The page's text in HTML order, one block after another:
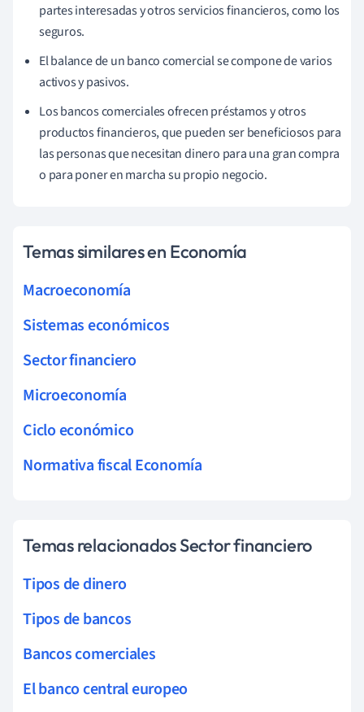
partes interesadas y otros servicios financieros, como los
seguros.
El balance de un banco comercial se compone de varios
activos y pasivos.
Los bancos comerciales ofrecen préstamos y otros
productos financieros, que pueden ser beneficiosos para
las personas que necesitan dinero para una gran compra
o para poner en marcha su propio negocio.
Temas similares en Economía
Macroeconomía
Sistemas económicos
Sector financiero
Microeconomía
Ciclo económico
Normativa fiscal Economía
Temas relacionados Sector financiero
Tipos de dinero
Tipos de bancos
Bancos comerciales
El banco central europeo